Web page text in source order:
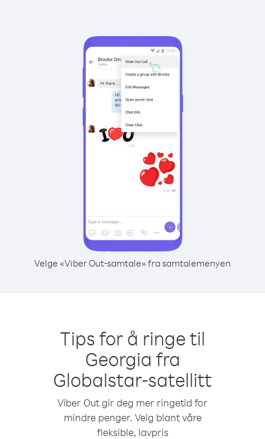
Velge «Viber Out-samtale» fra samtalemenyen
Tips for å ringe til
Georgia fra
Globalstar-satellitt
Viber Out gir deg mer ringetid for
mindre penger. Velg blant våre
fleksible, lavpris